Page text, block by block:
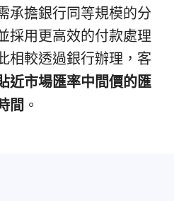
承擔銀行同等規模的分
採用更高效的付款處理
相較透過銀行辦理，客
近市場匯率中間價的匯
間 。